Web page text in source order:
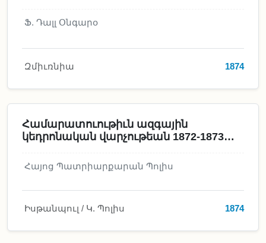
Ֆ. Դալլ Օնգարօ
Զմիւռնիա 1874
Համարատուութիւն ազգային
կեդրոնական վարչութեան 1872-1873
Հայոց Պատրիարքարան Պոլիս
Իսթանպուլ / Կ. Պոլիս 1874